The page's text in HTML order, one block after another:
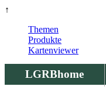
↑
LGRBhome
Themen
Produkte
Kartenviewer